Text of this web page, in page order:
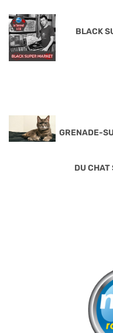
BLACK
GRENADE-
DU CHAT